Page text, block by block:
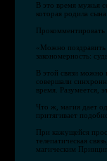
В это время мужья
которая родила
«Можно поздравить
закономерность:
В этой связи можно
совершали
время. Разумеется,
Что ж, магия дает
притягивает
При кажущейся
телепатическая
магическим